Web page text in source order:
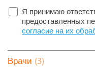
Я принимаю
предоставленных
согласие на их
Врачи (3)